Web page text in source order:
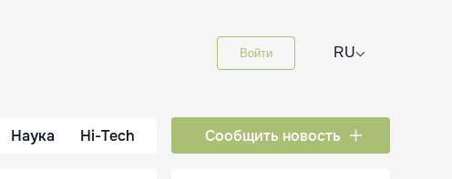
Войти RU⌵
Наука Hi-Tech Сообщить новость